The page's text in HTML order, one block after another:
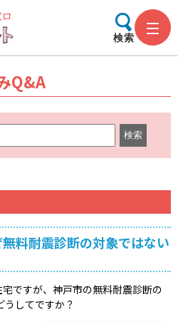
検索
Q&A
料耐震診断の対象ではない
ですが、神戸市の無料耐震診断の
うしてですか？